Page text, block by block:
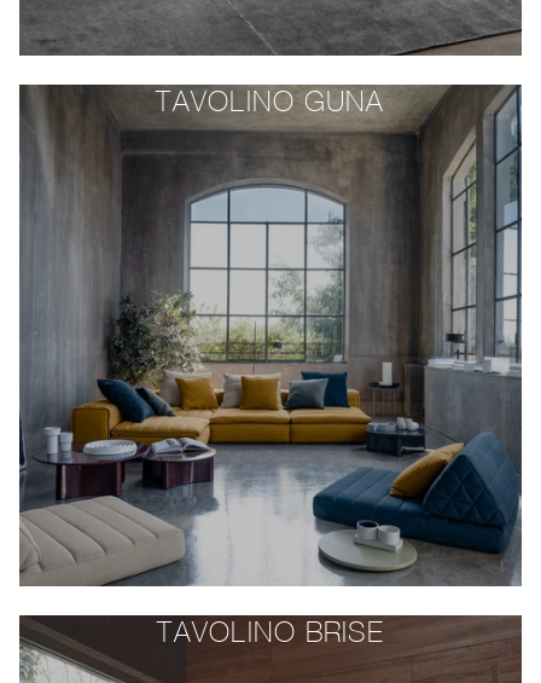
TAVOLINO GUNA
TAVOLINO BRISE